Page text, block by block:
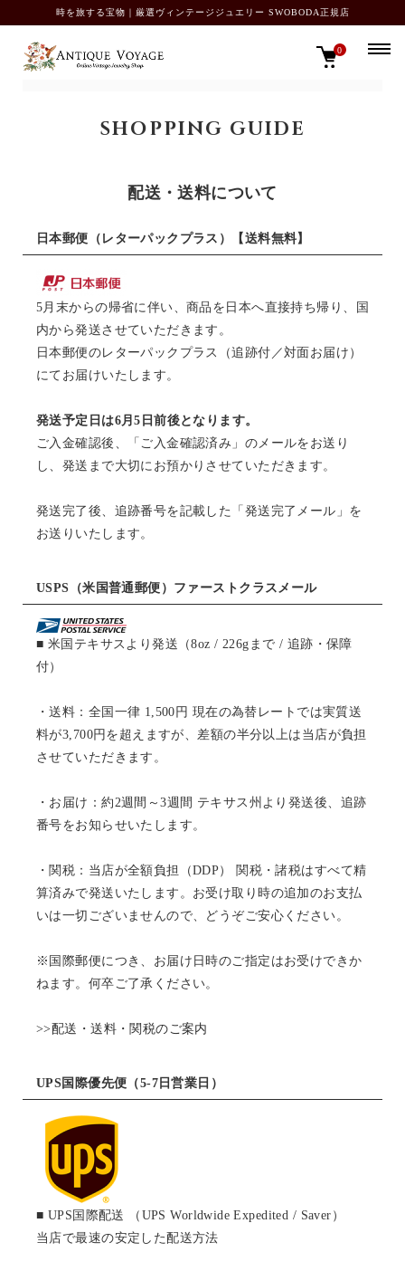
時を旅する宝物｜厳選ヴィンテージジュエリー SWOBODA正規店
0
TOP 特定商取引法に基づく表記
SHOPPING GUIDE
配送・送料について
日本郵便（レターパックプラス）【送料無料】
5月末からの帰省に伴い、商品を日本へ直接持ち帰り、国
内から発送させていただきます。
日本郵便のレターパックプラス（追跡付／対面お届け）
にてお届けいたします。
発送予定日は6月5日前後となります。
ご入金確認後、「ご入金確認済み」のメールをお送り
し、発送まで大切にお預かりさせていただきます。
発送完了後、追跡番号を記載した「発送完了メール」を
お送りいたします。
USPS（米国普通郵便）ファーストクラスメール
■ 米国テキサスより発送（8oz / 226gまで / 追跡・保障
付）
・送料：全国一律 1,500円 現在の為替レートでは実質送
料が3,700円を超えますが、差額の半分以上は当店が負担
させていただきます。
・お届け：約2週間～3週間 テキサス州より発送後、追跡
番号をお知らせいたします。
・関税：当店が全額負担（DDP） 関税・諸税はすべて精
算済みで発送いたします。お受け取り時の追加のお支払
いは一切ございませんので、どうぞご安心ください。
※国際郵便につき、お届け日時のご指定はお受けできか
ねます。何卒ご了承ください。
>>配送・送料・関税のご案内
UPS国際優先便（5-7日営業日）
■ UPS国際配送 （UPS Worldwide Expedited / Saver）
当店で最速の安定した配送方法